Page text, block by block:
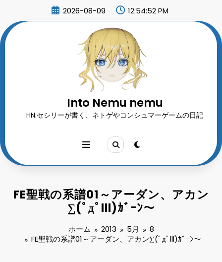
ン
ツ
2026-08-09 12:54:53 PM
Into Nemu nemu
HN:セシリーが書く、ネトゲやコンシュマーゲームの日記
FE聖戦の系譜01～アーダン、アカン
∑(ﾟдﾟlll)ｶﾞｰﾝ～
ホーム 2013 5月
8
FE聖戦の系譜01～アーダン、アカン∑(ﾟдﾟlll)ｶﾞｰﾝ～